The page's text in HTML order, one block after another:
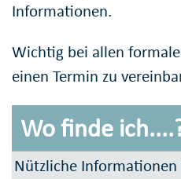
Informationen.
Wichtig bei allen
einen Termin zu
Wo finde
Nützliche